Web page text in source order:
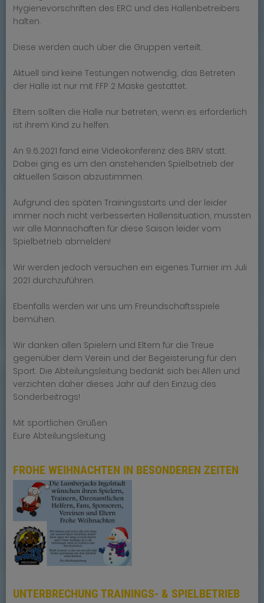
Hygienevorschriften des ERC und des Hallenbetreibers
halten.
Diese werden auch über die Gruppen verteilt.
Aktuell sind keine Testungen notwendig, das Betreten
der Halle ist nur mit FFP 2 Maske gestattet.
Eltern sollten die Halle nur betreten, wenn es erforderlich
ist ihrem Kind zu helfen.
An 9.6.2021 fand eine Videokonferenz des BRIV statt.
Dabei ging es um den anstehenden Spielbetrieb der
aktuellen Saison abzustimmen.
Aufgrund des späten Trainingsstarts und der leider
immer noch nicht verbesserten Hallensituation, mussten
wir alle Mannschaften für diese Saison leider vom
Spielbetrieb abmelden!
Wir werden jedoch versuchen ein eigenes Turnier im Juli
2021 durchzuführen.
Ebenfalls werden wir uns um Freundschaftsspiele
bemühen.
Wir danken allen Spielern und Eltern für die Treue
gegenüber dem Verein und der Begeisterung für den
Sport. Die Abteilungsleitung bedankt sich bei Allen und
verzichten daher dieses Jahr auf den Einzug des
Sonderbeitrags!
Mit sportlichen Grüßen
Eure Abteilungsleitung
FROHE WEIHNACHTEN IN BESONDEREN ZEITEN
UNTERBRECHUNG TRAININGS- & SPIELBETRIEB